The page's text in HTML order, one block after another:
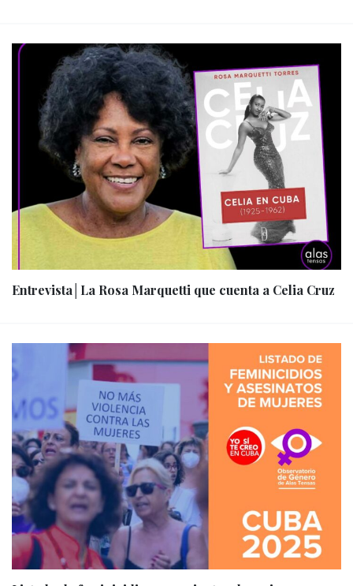
Entrevista│La Rosa Marquetti que cuenta a Celia Cruz